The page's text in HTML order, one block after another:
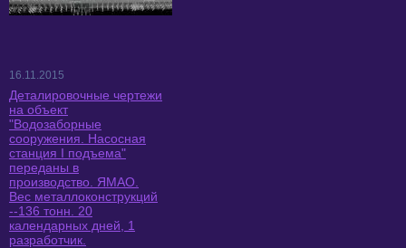
16.11.2015
Деталировочные чертежи
на объект
"Водозаборные
сооружения. Насосная
станция I подъема"
переданы в
производство. ЯМАО.
Вес металлоконструкций
--136 тонн. 20
календарных дней, 1
разработчик.